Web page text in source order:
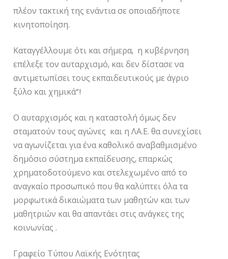
πλέον τακτική της ενάντια σε οποιαδήποτε
κινητοποίηση.
Καταγγέλλουμε ότι και σήμερα, η κυβέρνηση
επέλεξε τον αυταρχισμό, και δεν δίστασε να
αντιμετωπίσει τους εκπαιδευτικούς με άγριο
ξύλο και χημικά”!
Ο αυταρχισμός και η καταστολή όμως δεν
σταματούν τους αγώνες και η ΛΑ.Ε. θα συνεχίσει
να αγωνίζεται για ένα καθολικό αναβαθμισμένο
δημόσιο σύστημα εκπαίδευσης, επαρκώς
χρηματοδοτούμενο και στελεχωμένο από το
αναγκαίο προσωπικό που θα καλύπτει όλα τα
μορφωτικά δικαιώματα των μαθητών και των
μαθητριών και θα απαντάει στις ανάγκες της
κοινωνίας .
Γραφείο Τύπου Λαϊκής Ενότητας